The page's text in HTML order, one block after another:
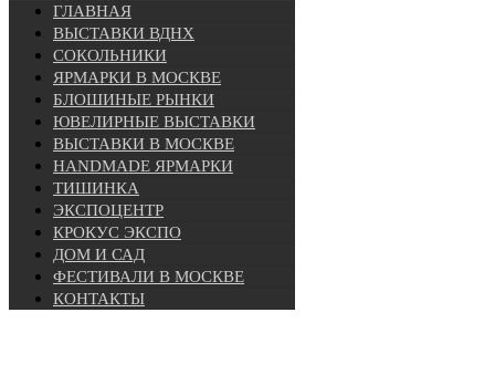
ГЛАВНАЯ
ВЫСТАВКИ ВДНХ
СОКОЛЬНИКИ
ЯРМАРКИ В МОСКВЕ
БЛОШИНЫЕ РЫНКИ
ЮВЕЛИРНЫЕ ВЫСТАВКИ
ВЫСТАВКИ В МОСКВЕ
HANDMADE ЯРМАРКИ
ТИШИНКА
ЭКСПОЦЕНТР
КРОКУС ЭКСПО
ДОМ И САД
ФЕСТИВАЛИ В МОСКВЕ
КОНТАКТЫ